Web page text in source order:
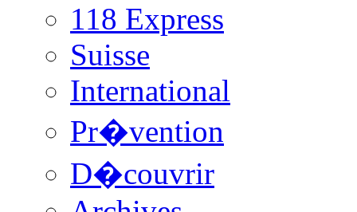
118 Express
Suisse
International
Pr�vention
D�couvrir